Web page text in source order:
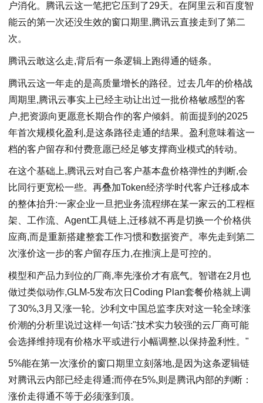
户消化。腾讯云这一笔把它压到了29天。在阿里云和百度智
能云的第一次还没生效的窗口期里,腾讯云直接走到了第二
次。
腾讯云敢这么走,背后有一条逻辑上跑得通的链条。
腾讯云这一年走的是高质量增长的路径。过去几年的价格战
周期里,腾讯云事实上已经主动让出过一批价格敏感型的客
户,把资源向更愿意长期合作的客户倾斜。前面提到的2025
年首次规模化盈利,是这条路径走通的结果。盈利意味着这一
档的客户留存和付费意愿已经足够支撑商业模式的转动。
在这个基础上,腾讯云对自己客户基本盘价格弹性的判断,会
比同行更宽松一些。再叠加Token经济学时代客户迁移成本
的整体抬升:一家企业一旦把业务流程绑在某一家云的工程框
架、工作流、Agent工具链上,迁移就不再是切换一个价格供
应商,而是重新搭建整套工作习惯和数据资产。率先走到第二
次涨价这一步的客户留存压力,在推演上是可控的。
模型和产品力到位的厂商,率先涨价才有底气。智谱在2月也
做过类似动作,GLM-5发布次日Coding Plan套餐价格就上调
了30%,3月又涨一轮。沙利文中国总监李庆对这一轮全球涨
价潮的分析里说过这样一句话:"技术实力较强的云厂商可能
会选择维持现有价格水平或进行小幅调整,以保持盈利性。"
5%能在第一次涨价的窗口期里立刻落地,是因为这条逻辑链
对腾讯云内部已经走得通;而停在5%,则是腾讯内部的判断：
涨价走得通不等于必须涨到顶。